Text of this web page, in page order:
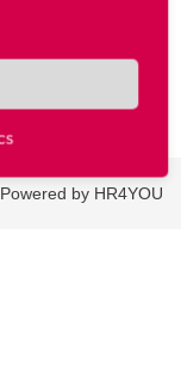
Powered by HR4YOU